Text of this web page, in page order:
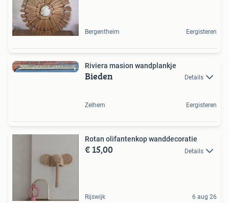
Bergentheim Eergisteren
Riviera masion wandplankje
Bieden Details
Zelhem Eergisteren
Rotan olifantenkop wanddecoratie
€ 15,00 Details
Rijswijk 6 aug 26